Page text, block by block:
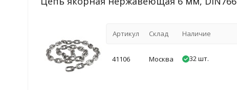
Артикул Склад Наличие
41106 Москва 32 шт.